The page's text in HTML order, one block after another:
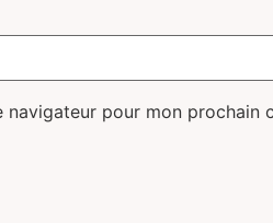
pour mon prochain